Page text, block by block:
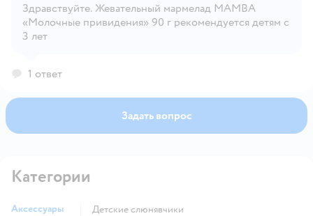
Открыть вопрос
Здравствуйте. Жевательный мармелад MAMBA
«Молочные привидения» 90 г рекомендуется детям с
3 лет
1 ответ
Задать вопрос
Категории
Аксессуары
Детские слюнявчики